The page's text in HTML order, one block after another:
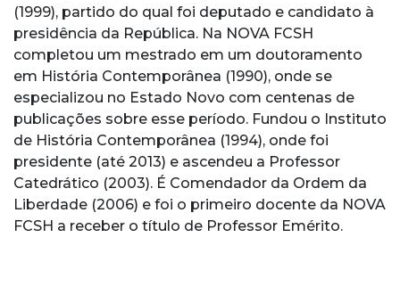
(1999), partido do qual foi deputado e candidato à
presidência da República. Na NOVA FCSH
completou um mestrado em um doutoramento
em História Contemporânea (1990), onde se
especializou no Estado Novo com centenas de
publicações sobre esse período. Fundou o Instituto
de História Contemporânea (1994), onde foi
presidente (até 2013) e ascendeu a Professor
Catedrático (2003). É Comendador da Ordem da
Liberdade (2006) e foi o primeiro docente da NOVA
FCSH a receber o título de Professor Emérito.